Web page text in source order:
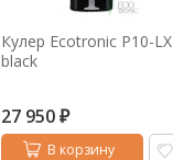
Кулер Ecotronic P10-LX
black
27 950 ₽
В корзину